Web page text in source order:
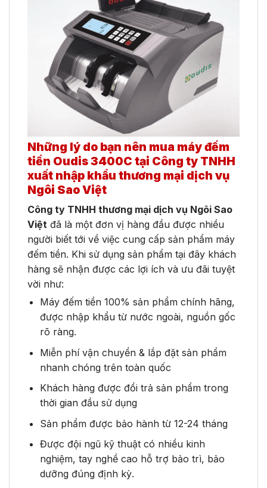
Những lý do bạn nên mua máy đếm
tiền Oudis 3400C tại Công ty TNHH
xuất nhập khẩu thương mại dịch vụ
Ngôi Sao Việt
Công ty TNHH thương mại dịch vụ Ngôi Sao
Việt đã là một đơn vị hàng đầu được nhiều
người biết tới về việc cung cấp sản phẩm máy
đếm tiền. Khi sử dụng sản phẩm tại đây khách
hàng sẽ nhận được các lợi ích và ưu đãi tuyệt
vời như:
Máy đếm tiền 100% sản phẩm chính hãng,
được nhập khẩu từ nước ngoài, nguồn gốc
rõ ràng.
Miễn phí vận chuyển & lắp đặt sản phẩm
nhanh chóng trên toàn quốc
Khách hàng được đổi trả sản phẩm trong
thời gian đầu sử dụng
Sản phẩm được bảo hành từ 12-24 tháng
Được đội ngũ kỹ thuật có nhiều kinh
nghiệm, tay nghề cao hỗ trợ bảo trì, bảo
dưỡng đúng định kỳ.